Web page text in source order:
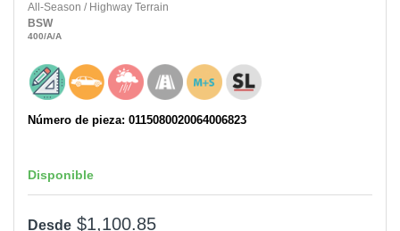
All-Season / Highway Terrain
BSW
400/A/A
Número de pieza: 0115080020064006823
Disponible
Desde $1,100.85